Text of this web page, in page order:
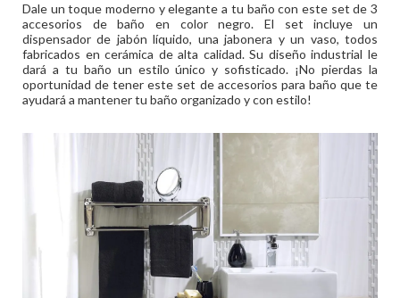
Dale un toque moderno y elegante a tu baño con este set de 3
accesorios de baño en color negro. El set incluye un
dispensador de jabón líquido, una jabonera y un vaso, todos
fabricados en cerámica de alta calidad. Su diseño industrial le
dará a tu baño un estilo único y sofisticado. ¡No pierdas la
oportunidad de tener este set de accesorios para baño que te
ayudará a mantener tu baño organizado y con estilo!